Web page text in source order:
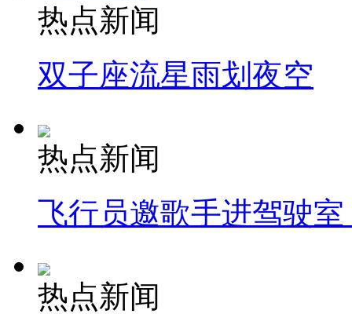
热点新闻
双子座流星雨划夜空
热点新闻
飞行员邀歌手进驾驶
热点新闻